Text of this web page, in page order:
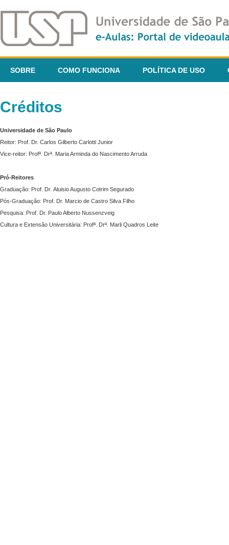
SOBRE COMO FUNCIONA POLÍTICA DE USO
Créditos
Universidade de São Paulo
Reitor: Prof. Dr. Carlos Gilberto Carlotti Junior
Vice-reitor: Profª. Drª. Maria Arminda do Nascimento Arruda
Pró-Reitores
Graduação: Prof. Dr. Aluisio Augusto Cotrim Segurado
Pós-Graduação: Prof. Dr. Marcio de Castro Silva Filho
Pesquisa: Prof. Dr. Paulo Alberto Nussenzveig
Cultura e Extensão Universitária: Profª. Drª. Marli Quadros Leite